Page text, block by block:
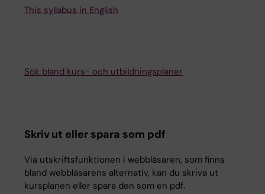
This syllabus in English
Sök bland kurs- och utbildningsplaner
Skriv ut eller spara som pdf
Via utskriftsfunktionen i webbläsaren, som finns
bland webbläsarens alternativ, kan du skriva ut
kursplanen eller spara den som en pdf.